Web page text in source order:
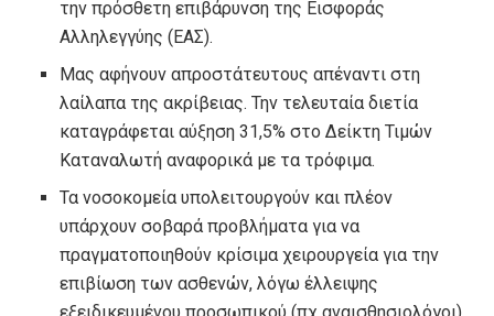
την πρόσθετη επιβάρυνση της Εισφοράς
Αλληλεγγύης (ΕΑΣ).
Μας αφήνουν απροστάτευτους απέναντι στη
λαίλαπα της ακρίβειας. Την τελευταία διετία
καταγράφεται αύξηση 31,5% στο Δείκτη Τιμών
Καταναλωτή αναφορικά με τα τρόφιμα.
Τα νοσοκομεία υπολειτουργούν και πλέον
υπάρχουν σοβαρά προβλήματα για να
πραγματοποιηθούν κρίσιμα χειρουργεία για την
επιβίωση των ασθενών, λόγω έλλειψης
εξειδικευμένου προσωπικού (πχ αναισθησιολόγοι).